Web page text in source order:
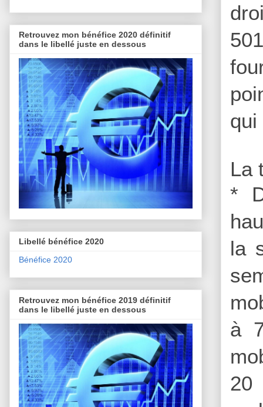
qui
La
*
la
à
20
Retrouvez mon bénéfice 2020 définitif
dans le libellé juste en dessous
Libellé bénéfice 2020
Bénéfice 2020
Retrouvez mon bénéfice 2019 définitif
dans le libellé juste en dessous